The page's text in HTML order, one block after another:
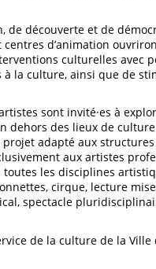
de découverte et de
centres d’animation
culturelles avec
à la culture, ainsi que de
sont invité·es à
dehors des lieux de
adapté aux
aux artistes
toutes les disciplines
cirque, lecture
spectacle
de la culture de la Ville